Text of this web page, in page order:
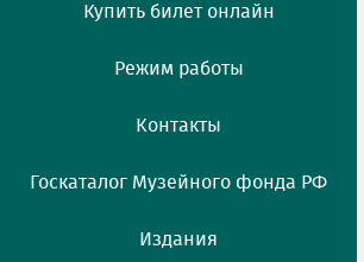
Купить билет онлайн
Режим работы
Контакты
Госкаталог Музейного фонда РФ
Издания